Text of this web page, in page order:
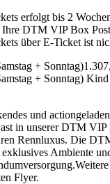
erfolgt bis 2
DTM VIP Box
über E-Ticket ist
+ Sonntag)
+ Sonntag)
und
in unserer DTM VIP
Rennluxus. Die
Ambiente
Flyer.